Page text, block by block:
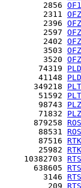
        2856
        2311
        2396
        2597
        2402
        3503
        3520
       74319
       41148
      349218
       51592
       98743
       71832
      879258
       88531
       87516
       25982
    10382703
      638605
        3146
         209